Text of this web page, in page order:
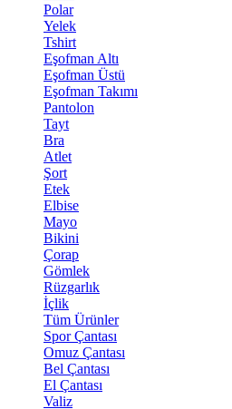
Polar
Yelek
Tshirt
Eşofman Altı
Eşofman Üstü
Eşofman Takımı
Pantolon
Tayt
Bra
Atlet
Şort
Etek
Elbise
Mayo
Bikini
Çorap
Gömlek
Rüzgarlık
İçlik
Tüm Ürünler
Spor Çantası
Omuz Çantası
Bel Çantası
El Çantası
Valiz